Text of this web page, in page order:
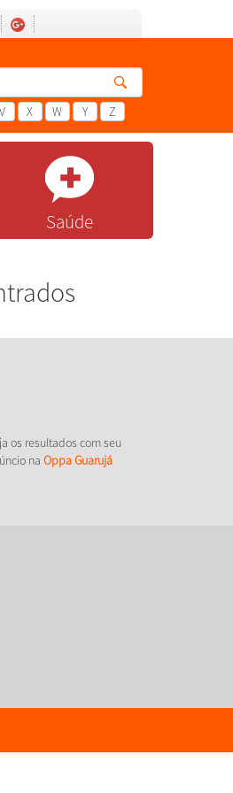
V X W Y Z
Saúde
os resultados com seu
na Oppa Guarujá